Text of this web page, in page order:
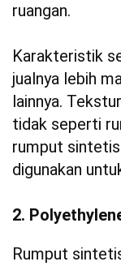
ruangan.
Karakteristik
jualnya lebih
lainnya.
tidak seperti
rumput
digunakan
2.
Rumput